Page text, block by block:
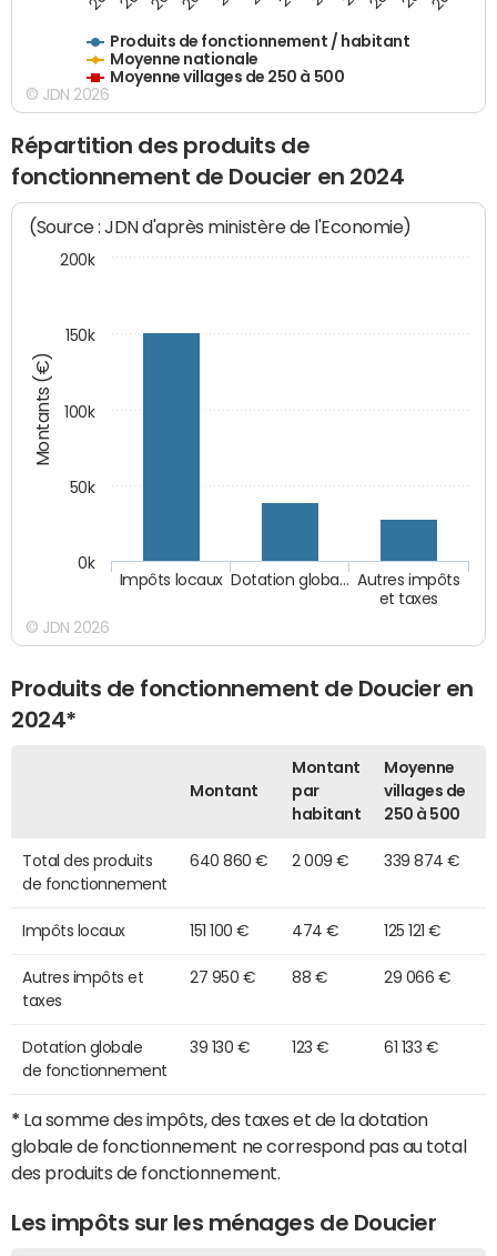
Produits de fonctionnement / habitant
Moyenne nationale
Moyenne villages de 250 à 500
© JDN 2026
Répartition des produits de
fonctionnement de Doucier en 2024
Montants (€)
(Source : JDN d'après ministère de l'Economie)
Autres impôts
et taxes
Dotation globa…
Impôts locaux
0k
50k
100k
150k
200k
© JDN 2026
Produits de fonctionnement de Doucier en
2024*
Montant
Montant
par
habitant
Moyenne
villages de
250 à 500
Total des produits
de fonctionnement
640 860 € 2 009 € 339 874 €
Impôts locaux 151 100 € 474 € 125 121 €
Autres impôts et
taxes
27 950 € 88 € 29 066 €
Dotation globale
de fonctionnement
39 130 € 123 € 61 133 €
* La somme des impôts, des taxes et de la dotation
globale de fonctionnement ne correspond pas au total
des produits de fonctionnement.
Les impôts sur les ménages de Doucier